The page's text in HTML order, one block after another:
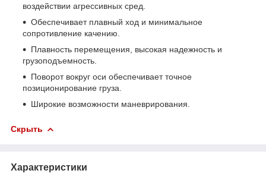
воздействии агрессивных сред.
Обеспечивает плавный ход и минимальное
сопротивление качению.
Плавность перемещения, высокая надежность и
грузоподъемность.
Поворот вокруг оси обеспечивает точное
позиционирование груза.
Широкие возможности маневрирования.
Скрыть
Характеристики